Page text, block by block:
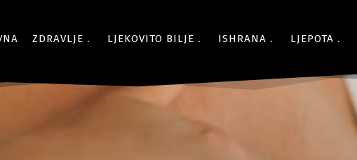
ZDRAVLJE LJEKOVITO BILJE ISHRANA LJEPOTA